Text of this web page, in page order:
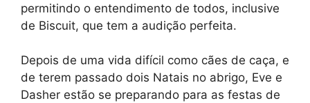
permitindo o entendimento de todos, inclusive
de Biscuit, que tem a audição perfeita.
Depois de uma vida difícil como cães de caça, e
de terem passado dois Natais no abrigo, Eve e
Dasher estão se preparando para as festas de